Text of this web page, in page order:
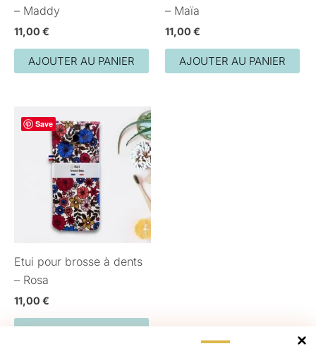
– Maddy
11,00 €
AJOUTER AU PANIER
– Maïa
11,00 €
AJOUTER AU PANIER
Save
Etui pour brosse à dents
– Rosa
11,00 €
AJOUTER AU PANIER